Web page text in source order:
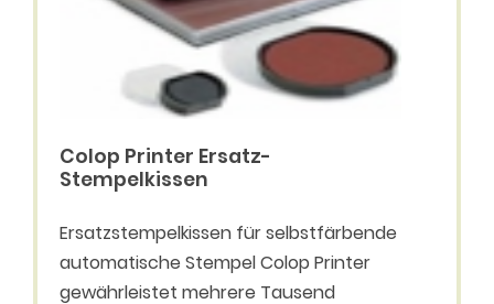
Colop Printer Ersatz-
Stempelkissen
Ersatzstempelkissen für selbstfärbende
automatische Stempel Colop Printer
gewährleistet mehrere Tausend